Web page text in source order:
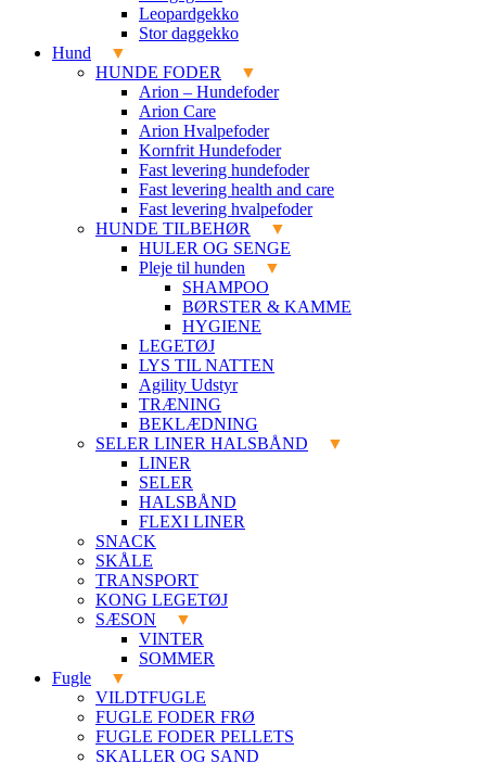
Leopardgekko
Stor daggekko
Hund
HUNDE FODER
Arion – Hundefoder
Arion Care
Arion Hvalpefoder
Kornfrit Hundefoder
Fast levering hundefoder
Fast levering health and care
Fast levering hvalpefoder
HUNDE TILBEHØR
HULER OG SENGE
Pleje til hunden
SHAMPOO
BØRSTER & KAMME
HYGIENE
LEGETØJ
LYS TIL NATTEN
Agility Udstyr
TRÆNING
BEKLÆDNING
SELER LINER HALSBÅND
LINER
SELER
HALSBÅND
FLEXI LINER
SNACK
SKÅLE
TRANSPORT
KONG LEGETØJ
SÆSON
VINTER
SOMMER
Fugle
VILDTFUGLE
FUGLE FODER FRØ
FUGLE FODER PELLETS
SKALLER OG SAND